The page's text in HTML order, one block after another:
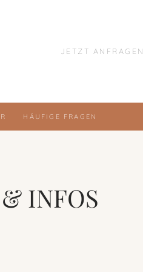
JETZT ANFRAGEN
HÄUFIGE FRAGEN
INFOS